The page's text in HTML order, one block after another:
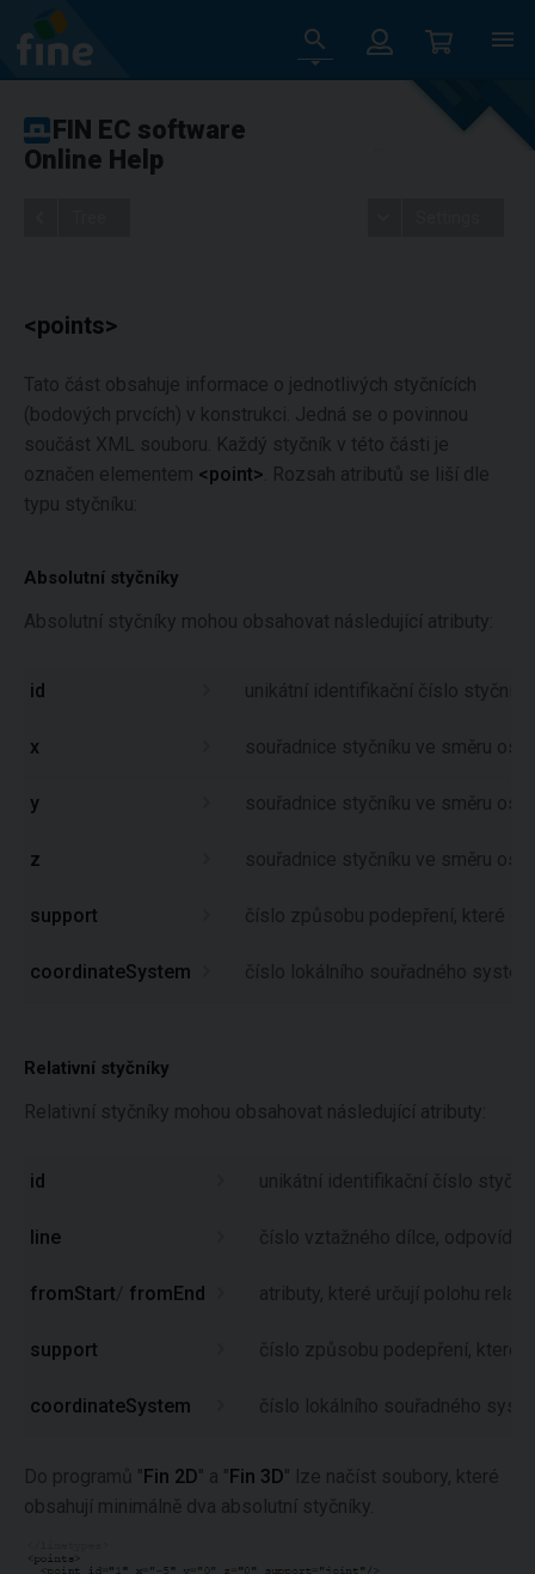
FIN EC software
Online Help
<points>
Tato část obsahuje informace o jednotlivých styčnících
(bodových prvcích) v konstrukci. Jedná se o povinnou
součást XML souboru. Každý styčník v této části je
označen elementem <point> . Rozsah atributů se liší dle
typu styčníku:
Absolutní styčníky
Absolutní styčníky mohou obsahovat následující atributy:
id unikátní identifikační číslo
x souřadnice styčníku ve směru osy
y souřadnice styčníku ve směru osy
z souřadnice styčníku ve směru osy
support číslo způsobu podepření, které
coordinateSystem číslo lokálního souřadného
Relativní styčníky
Relativní styčníky mohou obsahovat následující atributy:
id unikátní identifikační číslo
line číslo vztažného dílce, odpovídá
fromStart/ fromEnd atributy, které určují polohu
support číslo způsobu podepření, které
coordinateSystem číslo lokálního souřadného
Do programů "Fin 2D" a "Fin 3D" lze načíst soubory, které
obsahují minimálně dva absolutní styčníky.